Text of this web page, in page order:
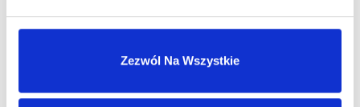
Zezwól Na Wszystkie